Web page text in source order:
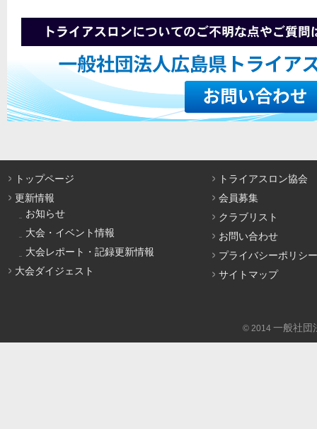
トップページ
更新情報
お知らせ
大会・イベント情報
大会レポート・記録更新情報
大会ダイジェスト
トライアスロン協会
会員募集
クラブリスト
お問い合わせ
プライバシーポリシー
サイトマップ
© 2014 一般社団